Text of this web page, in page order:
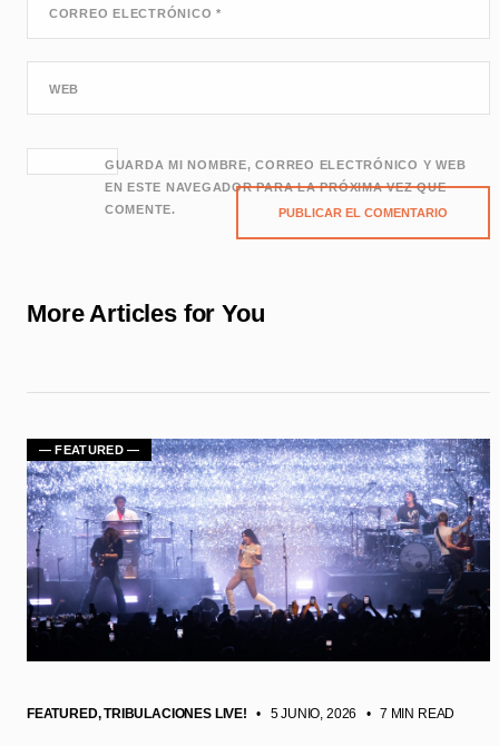
CORREO ELECTRÓNICO*
WEB
GUARDA MI NOMBRE, CORREO ELECTRÓNICO Y WEB
EN ESTE NAVEGADOR PARA LA PRÓXIMA VEZ QUE
COMENTE.
More Articles for You
FEATURED,TRIBULACIONES LIVE! • 5 JUNIO, 2026 • 7 MIN READ
— FEATURED —